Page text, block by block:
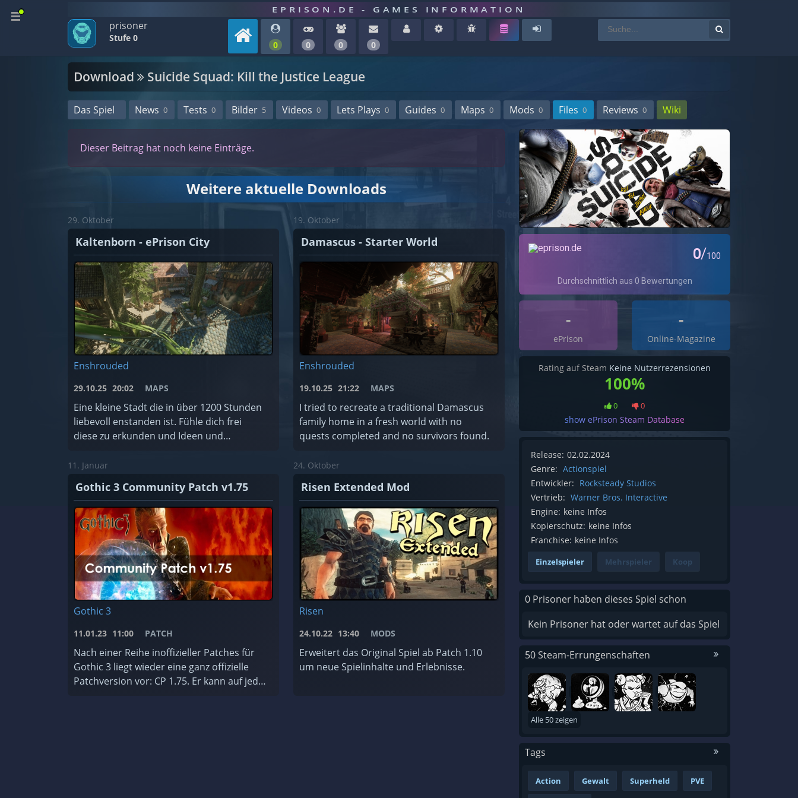
EPRISON.DE - GAMES INFORMATION
prisoner
Stufe 0
0 0 0 0
Download Suicide Squad: Kill the Justice League
Das Spiel News 0 Tests 0 Bilder 5 Videos 0 Lets Plays 0 Guides 0 Maps 0 Mods 0 Files 0 Reviews 0 Wiki
Dieser Beitrag hat noch keine Einträge.
Weitere aktuelle Downloads
29. Oktober
Kaltenborn - ePrison City
Enshrouded
29.10.25 20:02 MAPS
Eine kleine Stadt die in über 1200 Stunden
liebevoll enstanden ist. Fühle dich frei
diese zu erkunden und Ideen und
19. Oktober
Damascus - Starter World
Enshrouded
19.10.25 21:22 MAPS
I tried to recreate a traditional Damascus
family home in a fresh world with no
quests completed and no survivors found.
11. Januar
Gothic 3 Community Patch v1.75
Gothic 3
11.01.23 11:00 PATCH
Nach einer Reihe inoffizieller Patches für
Gothic 3 liegt wieder eine ganz offizielle
Patchversion vor: CP 1.75. Er kann auf jede
24. Oktober
Risen Extended Mod
Risen
24.10.22 13:40 MODS
Erweitert das Original Spiel ab Patch 1.10
um neue Spielinhalte und Erlebnisse.
-
ePrison
-
Online-Magazine
Rating auf Steam Keine Nutzerrezensionen
100%
0 0
show ePrison Steam Database
Release: 02.02.2024
Genre: Actionspiel
Entwickler: Rocksteady Studios
Vertrieb: Warner Bros. Interactive
Engine: keine Infos
Kopierschutz: keine Infos
Franchise: keine Infos
Einzelspieler Mehrspieler Koop
0 Prisoner haben dieses Spiel schon
Kein Prisoner hat oder wartet auf das Spiel
50 Steam-Errungenschaften
Alle 50 zeigen
Tags
Action Gewalt Superheld PVE